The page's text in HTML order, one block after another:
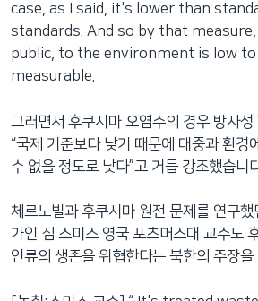
case, as I said, it's lower than
standards. And so by that
public, to the environment is low
measurable.
그러면서 후쿠시마 오염수의 경우 방사
“국제 기준보다 낮기 때문에 대중과 환경
수 없을 정도로 낮다”고 거듭 강조했습니
체르노빌과 후쿠시마 원전 문제를 연구
가인 짐 스미스 영국 포츠머스대 교수도
인류의 생존을 위협한다는 북한의 주장을